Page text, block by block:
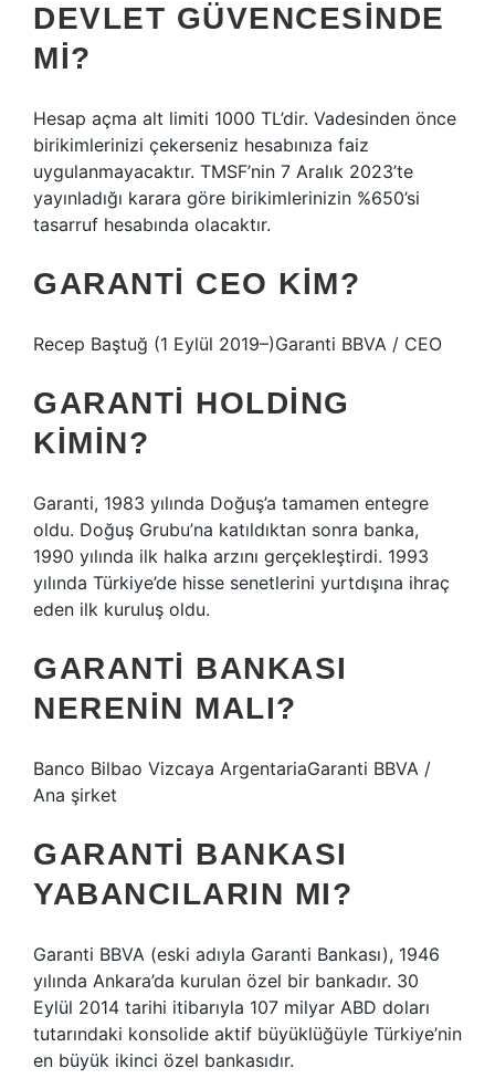
DEVLET GÜVENCESINDE
MI?
Hesap açma alt limiti 1000 TL’dir. Vadesinden önce
birikimlerinizi çekerseniz hesabınıza faiz
uygulanmayacaktır. TMSF’nin 7 Aralık 2023’te
yayınladığı karara göre birikimlerinizin %650’si
tasarruf hesabında olacaktır.
GARANTI CEO KIM?
Recep Baştuğ (1 Eylül 2019–)Garanti BBVA / CEO
GARANTI HOLDING
KIMIN?
Garanti, 1983 yılında Doğuş’a tamamen entegre
oldu. Doğuş Grubu’na katıldıktan sonra banka,
1990 yılında ilk halka arzını gerçekleştirdi. 1993
yılında Türkiye’de hisse senetlerini yurtdışına ihraç
eden ilk kuruluş oldu.
GARANTI BANKASI
NERENIN MALI?
Banco Bilbao Vizcaya ArgentariaGaranti BBVA /
Ana şirket
GARANTI BANKASI
YABANCILARIN MI?
Garanti BBVA (eski adıyla Garanti Bankası), 1946
yılında Ankara’da kurulan özel bir bankadır. 30
Eylül 2014 tarihi itibarıyla 107 milyar ABD doları
tutarındaki konsolide aktif büyüklüğüyle Türkiye’nin
en büyük ikinci özel bankasıdır.